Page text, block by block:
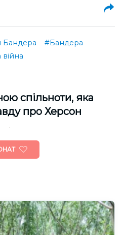
Бандера
#Бандера
війна
спільноти, яка
про Херсон